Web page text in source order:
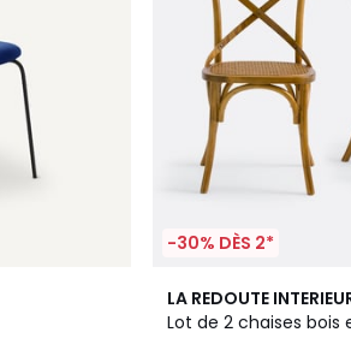
-30% DÈS 2*
LA REDOUTE
Lot de 2 chaises
4,2
/ 5